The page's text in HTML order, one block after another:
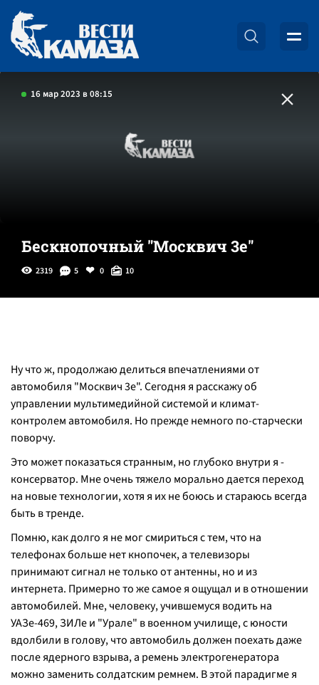
16 мар 2023 в 08:15
Бескнопочный "Москвич 3е"
2319 5 0 10
Ну что ж, продолжаю делиться впечатлениями от
автомобиля "Москвич 3е". Сегодня я расскажу об
управлении мультимедийной системой и климат-
контролем автомобиля. Но прежде немного по-старчески
поворчу.
Это может показаться странным, но глубоко внутри я -
консерватор. Мне очень тяжело морально дается переход
на новые технологии, хотя я их не боюсь и стараюсь всегда
быть в тренде.
Помню, как долго я не мог смириться с тем, что на
телефонах больше нет кнопочек, а телевизоры
принимают сигнал не только от антенны, но и из
интернета. Примерно то же самое я ощущал и в отношении
автомобилей. Мне, человеку, учившемуся водить на
УАЗе-469, ЗИЛе и "Урале" в военном училище, с юности
вдолбили в голову, что автомобиль должен поехать даже
после ядерного взрыва, а ремень электрогенератора
можно заменить солдатским ремнем. В этой парадигме я